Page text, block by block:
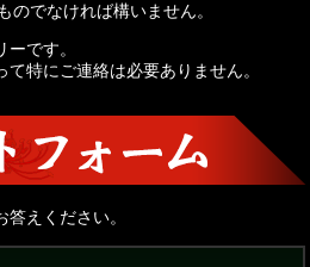
のでなければ構いません。
です。
特にご連絡は必要ありません。
えください。